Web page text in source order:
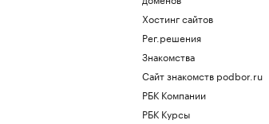
Хостинг сайтов
Рег.решения
Знакомства
Сайт знакомств podbor.ru
РБК Компании
РБК Курсы